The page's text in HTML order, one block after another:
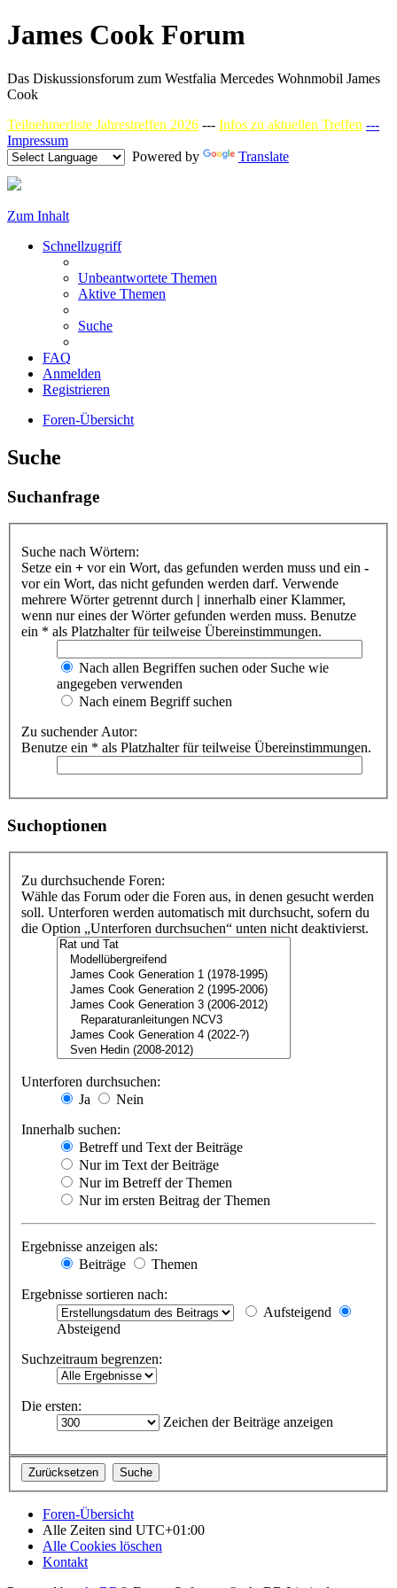
James Cook Forum
Das Diskussionsforum zum Westfalia Mercedes Wohnmobil James
Cook
Teilnehmerliste Jahrestreffen 2026 --- Infos zu aktuellen Treffen ---
Impressum
Powered by
Translate
Zum Inhalt
Schnellzugriff
Unbeantwortete Themen
Aktive Themen
Suche
FAQ
Anmelden
Registrieren
Foren-Übersicht
Suche
Suchanfrage
Suche nach Wörtern:
Setze ein + vor ein Wort, das gefunden werden muss und ein -
vor ein Wort, das nicht gefunden werden darf. Verwende
mehrere Wörter getrennt durch | innerhalb einer Klammer,
wenn nur eines der Wörter gefunden werden muss. Benutze
ein * als Platzhalter für teilweise Übereinstimmungen.
Nach allen Begriffen suchen oder Suche wie
angegeben verwenden
Nach einem Begriff suchen
Zu suchender Autor:
Benutze ein * als Platzhalter für teilweise Übereinstimmungen.
Suchoptionen
Zu durchsuchende Foren:
Wähle das Forum oder die Foren aus, in denen gesucht werden
soll. Unterforen werden automatisch mit durchsucht, sofern du
die Option „Unterforen durchsuchen“ unten nicht deaktivierst.
Unterforen durchsuchen:
Ja
Nein
Innerhalb suchen:
Betreff und Text der Beiträge
Nur im Text der Beiträge
Nur im Betreff der Themen
Nur im ersten Beitrag der Themen
Ergebnisse anzeigen als:
Beiträge
Themen
Ergebnisse sortieren nach:
Aufsteigend
Absteigend
Suchzeitraum begrenzen:
Die ersten:
Zeichen der Beiträge anzeigen
Foren-Übersicht
Alle Zeiten sind UTC+01:00
Alle Cookies löschen
Kontakt